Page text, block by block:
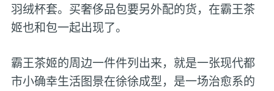
羽绒杯套。买奢侈品包要另外配的货，在霸王茶
姬也和包一起出现了。
霸王茶姬的周边一件件列出来，就是一张现代都
市小确幸生活图景在徐徐成型，是一场治愈系的